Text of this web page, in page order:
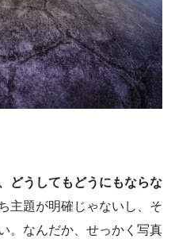
どうしてもどうにもならな
主題が明確じゃないし、そ
。なんだか、せっかく写真